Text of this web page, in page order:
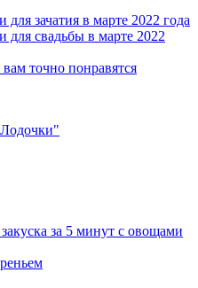
зачатия в марте 2022 года
свадьбы в марте 2022
точно понравятся
за 5 минут с овощами